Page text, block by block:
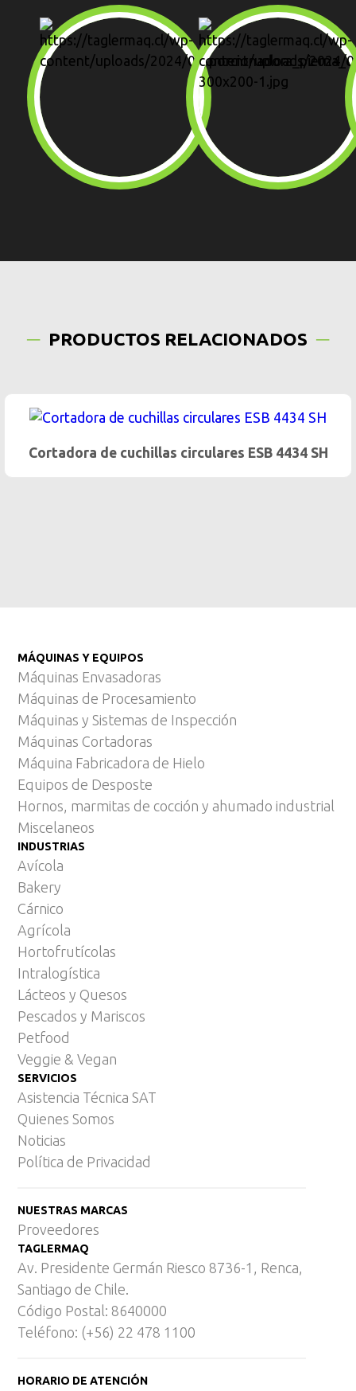
PRODUCTOS RELACIONADOS
Cortadora de cuchillas circulares ESB 4434 SH
MÁQUINAS Y EQUIPOS
Máquinas Envasadoras
Máquinas de Procesamiento
Máquinas y Sistemas de Inspección
Máquinas Cortadoras
Máquina Fabricadora de Hielo
Equipos de Desposte
Hornos, marmitas de cocción y ahumado industrial
Miscelaneos
INDUSTRIAS
Avícola
Bakery
Cárnico
Agrícola
Hortofrutícolas
Intralogística
Lácteos y Quesos
Pescados y Mariscos
Petfood
Veggie & Vegan
SERVICIOS
Asistencia Técnica SAT
Quienes Somos
Noticias
Política de Privacidad
NUESTRAS MARCAS
Proveedores
TAGLERMAQ
Av. Presidente Germán Riesco 8736-1, Renca,
Santiago de Chile.
Código Postal: 8640000
Teléfono: (+56) 22 478 1100
HORARIO DE ATENCIÓN